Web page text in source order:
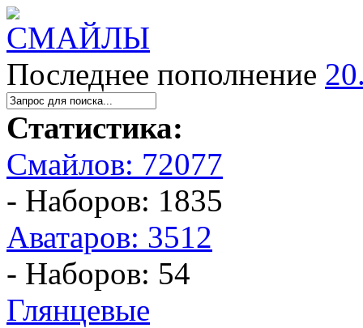
Последнее пополнение
Статистика:
Смайлов: 72077
- Наборов: 1835
Аватаров: 3512
- Наборов: 54
Глянцевые